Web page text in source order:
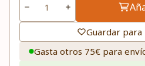
Guardar para
Gasta otros 75€ para